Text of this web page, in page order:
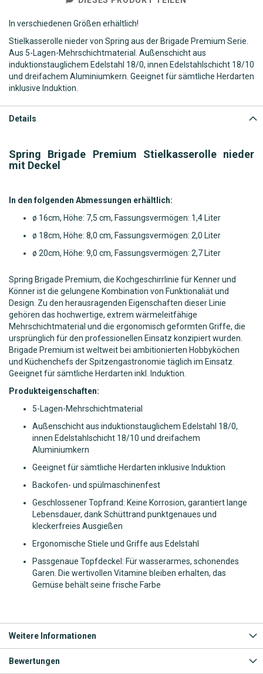
In verschiedenen Größen erhältlich!
Stielkasserolle nieder von Spring aus der Brigade Premium Serie.
Aus 5-Lagen-Mehrschichtmaterial. Außenschicht aus
induktionstauglichem Edelstahl 18/0, innen Edelstahlschicht 18/10
und dreifachem Aluminiumkern. Geeignet für sämtliche Herdarten
inklusive Induktion.
Details
Spring Brigade Premium Stielkasserolle nieder
mit Deckel
In den folgenden Abmessungen erhältlich:
ø 16cm, Höhe: 7,5 cm, Fassungsvermögen: 1,4 Liter
ø 18cm, Höhe: 8,0 cm, Fassungsvermögen: 2,0 Liter
ø 20cm, Höhe: 9,0 cm, Fassungsvermögen: 2,7 Liter
Spring Brigade Premium, die Kochgeschirrlinie für Kenner und
Könner ist die gelungene Kombination von Funktionaliät und
Design. Zu den herausragenden Eigenschaften dieser Linie
gehören das hochwertige, extrem wärmeleitfähige
Mehrschichtmaterial und die ergonomisch geformten Griffe, die
ursprünglich für den professionellen Einsatz konzipiert wurden.
Brigade Premium ist weltweit bei ambitionierten Hobbyköchen
und Küchenchefs der Spitzengastronomie täglich im Einsatz.
Geeignet für sämtliche Herdarten inkl. Induktion.
Produkteigenschaften:
5-Lagen-Mehrschichtmaterial
Außenschicht aus induktionstauglichem Edelstahl 18/0,
innen Edelstahlschicht 18/10 und dreifachem
Aluminiumkern
Geeignet für sämtliche Herdarten inklusive Induktion
Backofen- und spülmaschinenfest
Geschlossener Topfrand: Keine Korrosion, garantiert lange
Lebensdauer, dank Schüttrand punktgenaues und
kleckerfreies Ausgießen
Ergonomische Stiele und Griffe aus Edelstahl
Passgenaue Topfdeckel: Für wasserarmes, schonendes
Garen. Die wertivollen Vitamine bleiben erhalten, das
Gemüse behält seine frische Farbe
Weitere Informationen
Bewertungen